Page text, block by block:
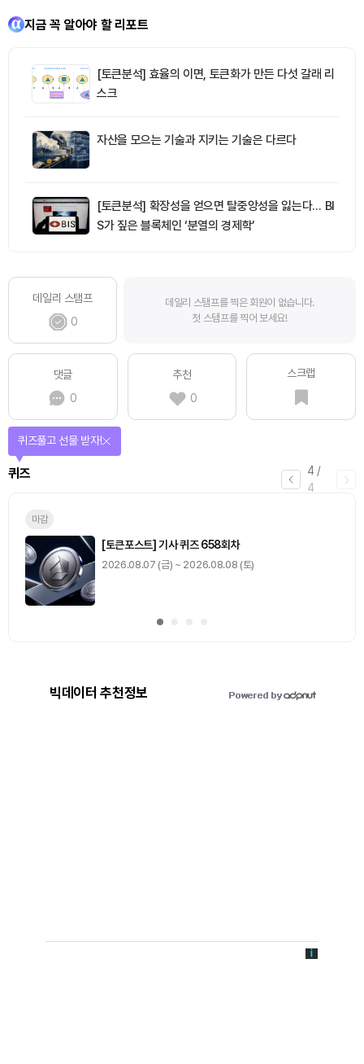
지금 꼭 알아야 할 리포트
[토큰분석] 효율의 이면, 토큰화가 만든 다섯 갈래 리
스크
자산을 모으는 기술과 지키는 기술은 다르다
[토큰분석] 확장성을 얻으면 탈중앙성을 잃는다… BI
S가 짚은 블록체인 ‘분열의 경제학’
데일리 스탬프
0
데일리 스탬프를 찍은 회원이 없습니다.
첫 스탬프를 찍어 보세요!
댓글
0
추천
0
스크랩
4 /
4
퀴즈
퀴즈풀고 선물 받자!
마감
[토큰포스트] 기사 퀴즈 658회차
2026.08.07 (금) ~ 2026.08.08 (토)
빅데이터 추천정보